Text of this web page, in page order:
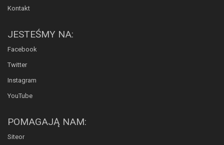
Kontakt
JESTEŚMY NA:
Facebook
Twitter
Instagram
YouTube
POMAGAJĄ NAM:
Siteor